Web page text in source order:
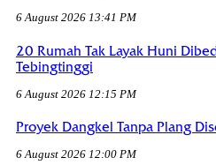
6 August 2026 13:41 PM
20 Rumah Tak Layak Huni
Tebingtinggi
6 August 2026 12:15 PM
Proyek Dangkel Tanpa Plang
6 August 2026 12:00 PM